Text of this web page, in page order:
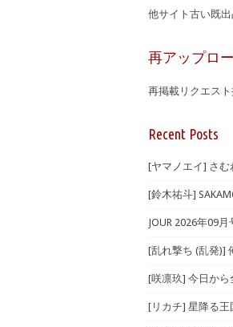
他サイト古い既
再アップロ
再掲載リクエス
Recent Posts
[ヤマノエイ] さむ
[鈴木祐斗]
JOUR 2026年09月
[乱れ撃ち (乱発)]
[咲凛玖] 今日から
[リカチ] 星降る王